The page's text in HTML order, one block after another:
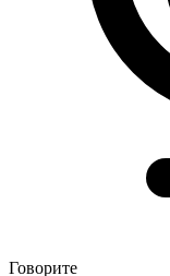
Говорите